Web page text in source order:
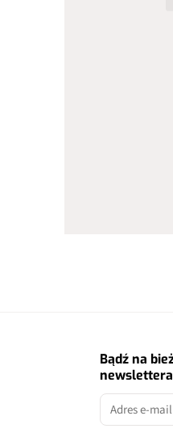
Bądź na
newslettera